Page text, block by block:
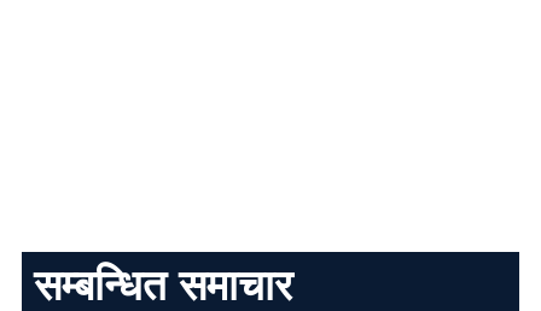
सम्बन्धित समाचार